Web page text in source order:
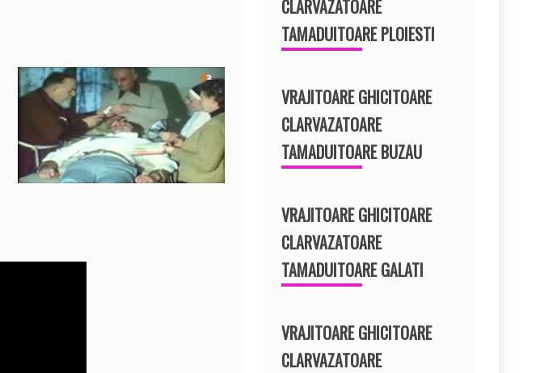
CLARVAZATOARE
TAMADUITOARE PLOIESTI
VRAJITOARE GHICITOARE
CLARVAZATOARE
TAMADUITOARE BUZAU
VRAJITOARE GHICITOARE
CLARVAZATOARE
TAMADUITOARE GALATI
VRAJITOARE GHICITOARE
CLARVAZATOARE